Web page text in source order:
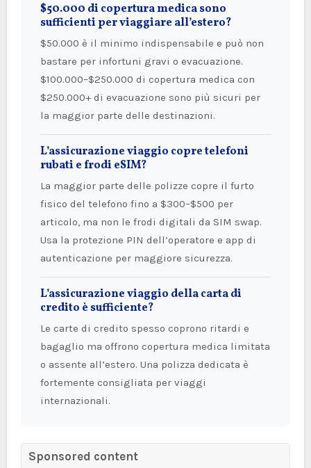
$50.000 di copertura medica sono
sufficienti per viaggiare all’estero?
$50.000 è il minimo indispensabile e può non
bastare per infortuni gravi o evacuazione.
$100.000–$250.000 di copertura medica con
$250.000+ di evacuazione sono più sicuri per
la maggior parte delle destinazioni.
L’assicurazione viaggio copre telefoni
rubati e frodi eSIM?
La maggior parte delle polizze copre il furto
fisico del telefono fino a $300–$500 per
articolo, ma non le frodi digitali da SIM swap.
Usa la protezione PIN dell’operatore e app di
autenticazione per maggiore sicurezza.
L’assicurazione viaggio della carta di
credito è sufficiente?
Le carte di credito spesso coprono ritardi e
bagaglio ma offrono copertura medica limitata
o assente all’estero. Una polizza dedicata è
fortemente consigliata per viaggi
internazionali.
Sponsored content